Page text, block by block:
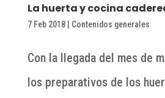
La huerta y cocina
7 Feb 2018| Contenidos generales
Con la llegada del mes de
los preparativos de los